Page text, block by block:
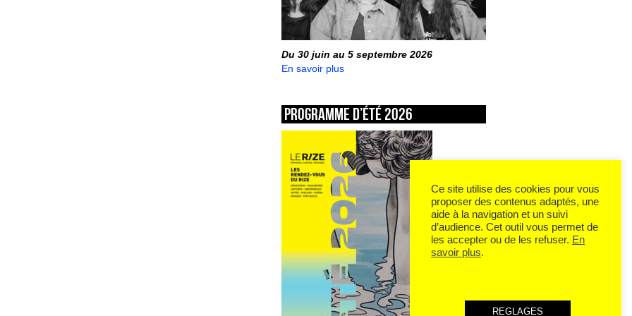
Du 30 juin au 5 septembre 2026
En savoir plus
Programme d’été 2026
Ce site utilise des cookies pour vous
proposer des contenus adaptés, une
aide à la navigation et un suivi
d’audience. Cet outil vous permet de
les accepter ou de les refuser. En
savoir plus.
REGLAGES